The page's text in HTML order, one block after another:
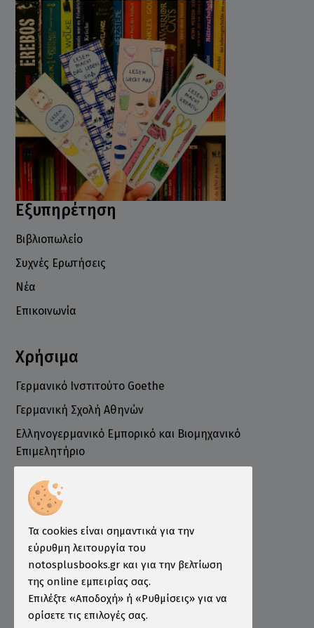
Εξυπηρέτηση
Βιβλιοπωλείο
Συχνές Ερωτήσεις
Νέα
Επικοινωνία
Χρήσιμα
Γερμανικό Ινστιτούτο Goethe
Γερμανική Σχολή Αθηνών
Ελληνογερμανικό Εμπορικό και Βιομηχανικό
Επιμελητήριο
Πληροφορίες
Τρόποι Πληρωμής
Τρόποι Αποστολής
Εγγύηση - Επιστροφές
Όροι χρήσης
Τα cookies είναι σημαντικά για την
εύρυθμη λειτουργία του
notosplusbooks.gr και για την βελτίωση
της online εμπειρίας σας.
Επιλέξτε «Αποδοχή» ή «Ρυθμίσεις» για να
ορίσετε τις επιλογές σας.